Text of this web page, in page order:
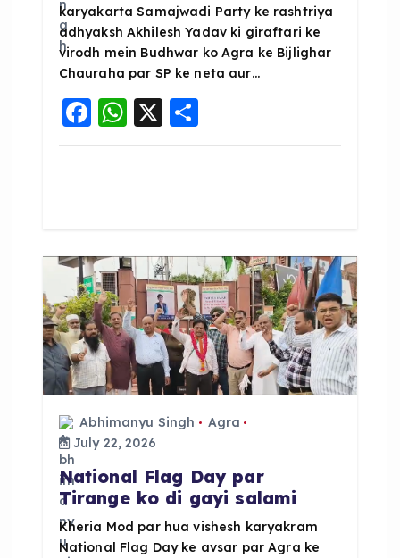
karyakarta Samajwadi Party ke rashtriya
adhyaksh Akhilesh Yadav ki giraftari ke
virodh mein Budhwar ko Agra ke Bijlighar
Chauraha par SP ke neta aur…
F
a
o
o
k
W
h
p
p
X S
h
Abhimanyu Singh
Agra
July 22, 2026
National Flag Day par
Tirange ko di gayi salami
Kheria Mod par hua vishesh karyakram
National Flag Day ke avsar par Agra ke